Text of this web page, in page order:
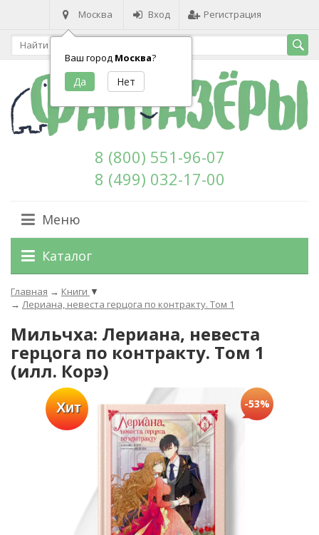
Москва
Ваш город Москва?
Вход Регистрация
8 (800) 551-96-07
8 (499) 032-17-00
Меню
Каталог
Главная → Книги ▼
→ Лериана, невеста герцога по контракту. Том 1
Мильчха: Лериана, невеста
герцога по контракту. Том 1
(илл. Корэ)
Хит -53%